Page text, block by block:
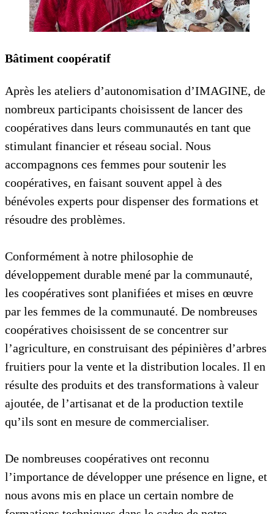
Bâtiment coopératif
Après les ateliers d’autonomisation d’IMAGINE, de
nombreux participants choisissent de lancer des
coopératives dans leurs communautés en tant que
stimulant financier et réseau social. Nous
accompagnons ces femmes pour soutenir les
coopératives, en faisant souvent appel à des
bénévoles experts pour dispenser des formations et
résoudre des problèmes.
Conformément à notre philosophie de
développement durable mené par la communauté,
les coopératives sont planifiées et mises en œuvre
par les femmes de la communauté. De nombreuses
coopératives choisissent de se concentrer sur
l’agriculture, en construisant des pépinières d’arbres
fruitiers pour la vente et la distribution locales. Il en
résulte des produits et des transformations à valeur
ajoutée, de l’artisanat et de la production textile
qu’ils sont en mesure de commercialiser.
De nombreuses coopératives ont reconnu
l’importance de développer une présence en ligne, et
nous avons mis en place un certain nombre de